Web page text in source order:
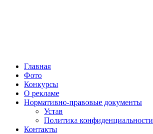
Народная трибуна
Калининская районная газета
Главная
Фото
Конкурсы
О рекламе
Нормативно-правовые документы
Устав
Политика конфиденциальности
Контакты